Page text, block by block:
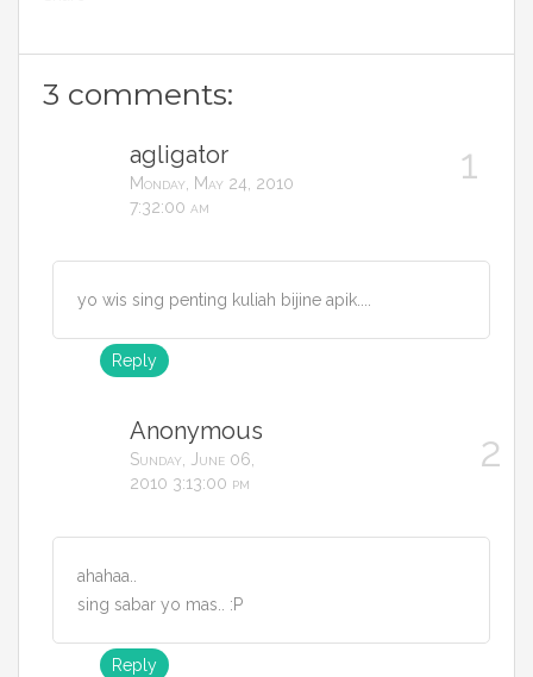
3 comments:
agligator
Monday, May 24, 2010
7:32:00 am
yo wis sing penting kuliah bijine apik....
Reply
Anonymous
Sunday, June 06,
2010 3:13:00 pm
ahahaa..
sing sabar yo mas.. :P
Reply